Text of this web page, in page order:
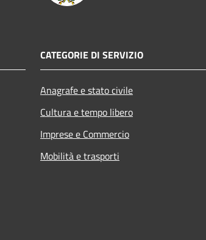
CATEGORIE DI SERVIZIO
Anagrafe e stato civile
Cultura e tempo libero
Imprese e Commercio
Mobilità e trasporti